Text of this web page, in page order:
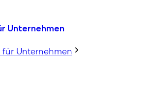
Unternehmen
Unternehmen